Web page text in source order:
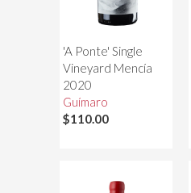
'A Ponte' Single
Vineyard Mencía
2020
Guímaro
$110.00